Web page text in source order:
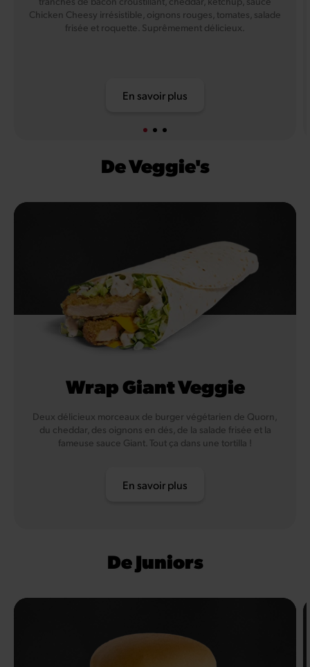
Chicken Cheesy irrésistible, oignons rouges, tomates, salade
frisée et roquette. Suprêmement délicieux.
En savoir plus
De Veggie's
Wrap Giant Veggie
Deux délicieux morceaux de burger végétarien de Quorn,
du cheddar, des oignons en dés, de la salade frisée et la
fameuse sauce Giant. Tout ça dans une tortilla !
En savoir plus
De Juniors